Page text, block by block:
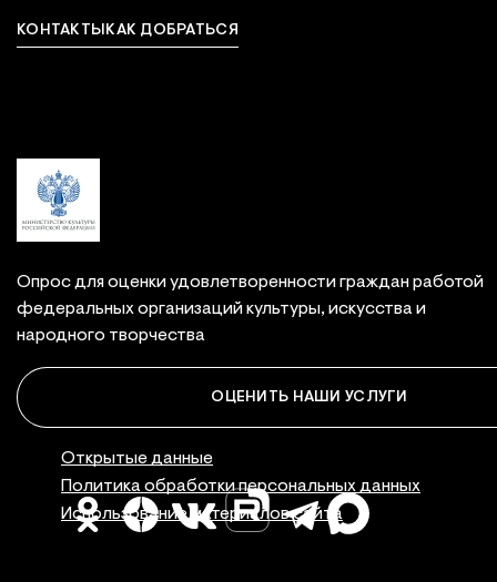
Связаться с нами
КОНТАКТЫКАК ДОБРАТЬСЯ
Опрос для оценки удовлетворенности граждан работой
федеральных организаций культуры, искусства и
народного творчества
ОЦЕНИТЬ НАШИ УСЛУГИ
Правовая
Открытые данные
Политика обработки персональных данных
Использование материалов сайта